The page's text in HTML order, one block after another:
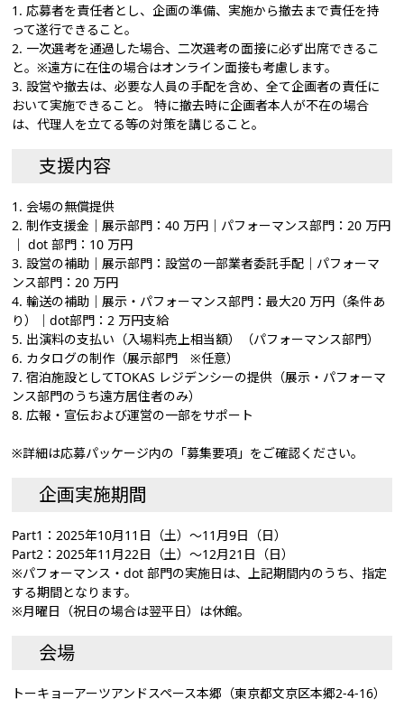
1. 応募者を責任者とし、企画の準備、実施から撤去まで責任を持
って遂行できること。
2. 一次選考を通過した場合、二次選考の面接に必ず出席できるこ
と。※遠方に在住の場合はオンライン面接も考慮します。
3. 設営や撤去は、必要な人員の手配を含め、全て企画者の責任に
おいて実施できること。 特に撤去時に企画者本人が不在の場合
は、代理人を立てる等の対策を講じること。
支援内容
1. 会場の無償提供
2. 制作支援金｜展示部門：40 万円｜パフォーマンス部門：20 万円
｜ dot 部門：10 万円
3. 設営の補助｜展示部門：設営の一部業者委託手配｜パフォーマ
ンス部門：20 万円
4. 輸送の補助｜展示・パフォーマンス部門：最大20 万円（条件あ
り）｜dot部門：2 万円支給
5. 出演料の支払い（入場料売上相当額）（パフォーマンス部門）
6. カタログの制作（展示部門 ※任意）
7. 宿泊施設としてTOKAS レジデンシーの提供（展示・パフォーマ
ンス部門のうち遠方居住者のみ）
8. 広報・宣伝および運営の一部をサポート
※詳細は応募パッケージ内の「募集要項」をご確認ください。
企画実施期間
Part1：2025年10月11日（土）～11月9日（日）
Part2：2025年11月22日（土）～12月21日（日）
※パフォーマンス・dot 部門の実施日は、上記期間内のうち、指定
する期間となります。
※月曜日（祝日の場合は翌平日）は休館。
会場
トーキョーアーツアンドスペース本郷（東京都文京区本郷2-4-16）